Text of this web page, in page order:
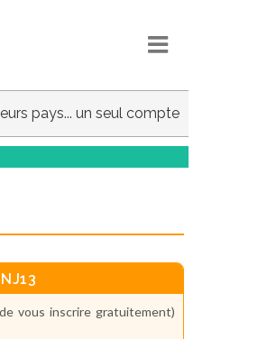
pays... un seul compte
vous inscrire gratuitement)